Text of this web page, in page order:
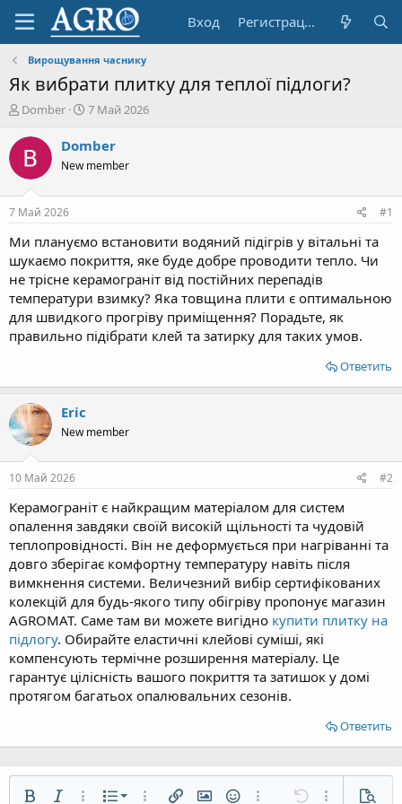
Вход Регистрация
Вирощування часнику
Як вибрати плитку для теплої підлоги?
А
т
о
р
е
м
ы
Domber
Д
т
н
л
7 Май 2026
Domber
New member
7 Май 2026 #1
Ми плануємо встановити водяний підігрів у вітальні та
шукаємо покриття, яке буде добре проводити тепло. Чи
не трісне керамограніт від постійних перепадів
температури взимку? Яка товщина плити є оптимальною
для швидкого прогріву приміщення? Порадьте, як
правильно підібрати клей та затирку для таких умов.
Ответить
Eric
New member
10 Май 2026 #2
Керамограніт є найкращим матеріалом для систем
опалення завдяки своїй високій щільності та чудовій
теплопровідності. Він не деформується при нагріванні та
довго зберігає комфортну температуру навіть після
вимкнення системи. Величезний вибір сертифікованих
колекцій для будь-якого типу обігріву пропонує магазин
AGROMAT. Саме там ви можете вигідно купити плитку на
підлогу. Обирайте еластичні клейові суміші, які
компенсують термічне розширення матеріалу. Це
гарантує цілісність вашого покриття та затишок у домі
протягом багатьох опалювальних сезонів.
Ответить
Нумерованный список